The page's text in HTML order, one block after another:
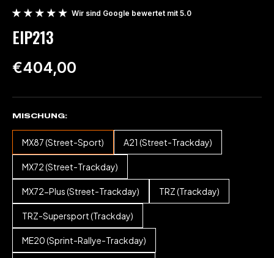
Wir sind Google bewertet mit 5.0
EIP213
€404,00
MISCHUNG
MX87 (Street-Sport) A21 (Street-Trackday)
MX72 (Street-Trackday)
MX72-Plus (Street-Trackday) TRZ (Trackday)
TRZ-Supersport (Trackday)
ME20 (Sprint-Rallye-Trackday)